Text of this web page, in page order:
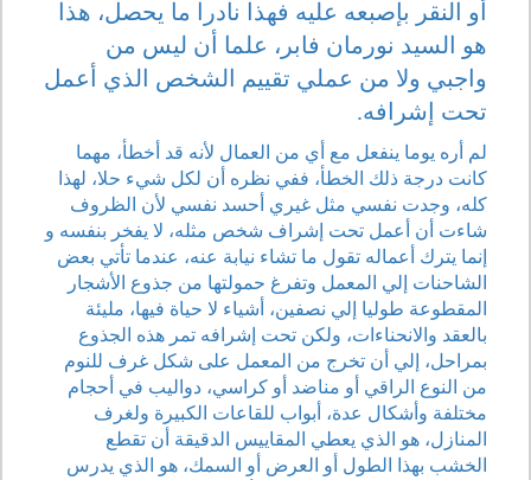
أو النقر بإصبعه عليه فهذا نادرا ما يحصل، هذا
هو السيد نورمان فابر، علما أن ليس من
واجبي ولا من عملي تقييم الشخص الذي أعمل
تحت إشرافه.
لم أره يوما ينفعل مع أي من العمال لأنه قد أخطأ، مهما
كانت درجة ذلك الخطأ، ففي نظره أن لكل شيء حلا، لهذا
كله، وجدت نفسي مثل غيري أحسد نفسي لأن الظروف
شاءت أن أعمل تحت إشراف شخص مثله، لا يفخر بنفسه و
إنما يترك أعماله تقول ما تشاء نيابة عنه، عندما تأتي بعض
الشاحنات إلي المعمل وتفرغ حمولتها من جذوع الأشجار
المقطوعة طوليا إلي نصفين، أشياء لا حياة فيها، مليئة
بالعقد والانحناءات، ولكن تحت إشرافه تمر هذه الجذوع
بمراحل، إلي أن تخرج من المعمل على شكل غرف للنوم
من النوع الراقي أو مناضد أو كراسي، دواليب في أحجام
مختلفة وأشكال عدة، أبواب للقاعات الكبيرة ولغرف
المنازل، هو الذي يعطي المقاييس الدقيقة أن تقطع
الخشب بهذا الطول أو العرض أو السمك، هو الذي يدرس